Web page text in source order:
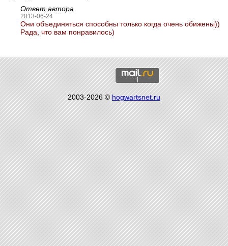
Ответ автора
2013-06-24
Они объединяться способны только когда очень обижены))
Рада, что вам понравилось)
2003-2026 ©hogwartsnet.ru